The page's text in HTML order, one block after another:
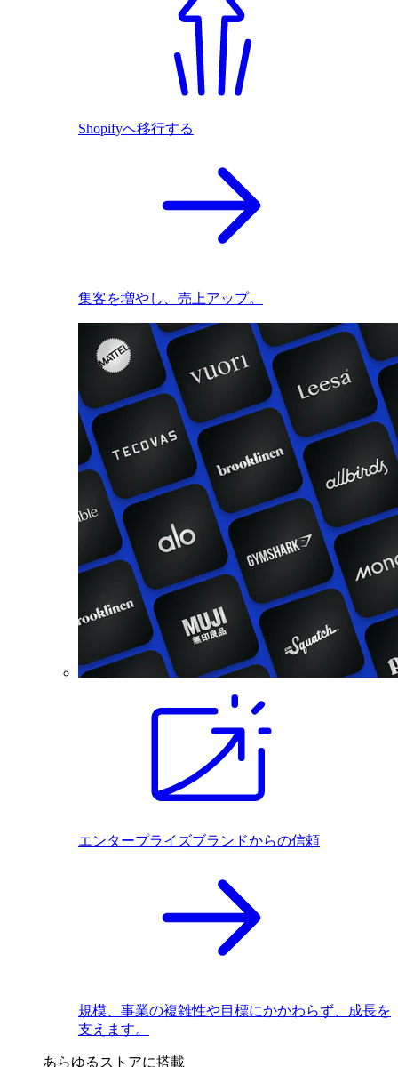
Shopifyへ移行する
集客を増やし、売上アップ。
エンタープライズブランドからの信頼
規模、事業の複雑性や目標にかかわらず、成長を
支えます。
あらゆるストアに搭載